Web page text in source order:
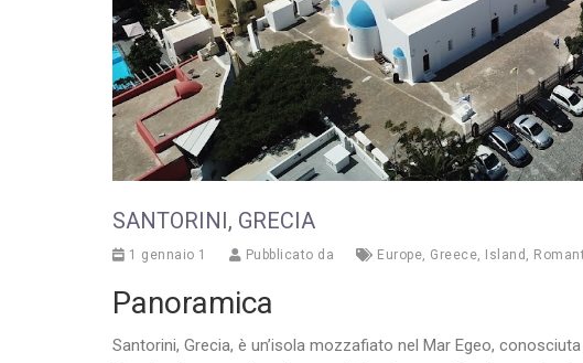
SANTORINI, GRECIA
1 gennaio 1 Pubblicato da Europe, Greece, Island ,
Panoramica
Santorini, Grecia, è un’isola mozzafiato nel Mar Egeo,